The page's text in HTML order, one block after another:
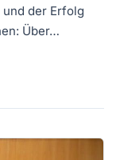
der Erfolg
Über…